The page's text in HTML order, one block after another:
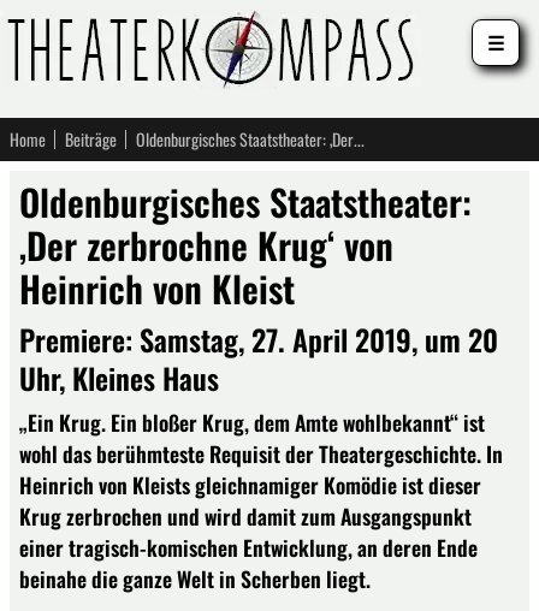
Home Beiträge Oldenburgisches Staatstheater: ‚Der zerbrochne Krug‘ von Heinrich von Kleist
Oldenburgisches Staatstheater:
‚Der zerbrochne Krug‘ von
Heinrich von Kleist
Premiere: Samstag, 27. April 2019, um 20
Uhr, Kleines Haus
„Ein Krug. Ein bloßer Krug, dem Amte wohlbekannt“ ist
wohl das berühmteste Requisit der Theatergeschichte. In
Heinrich von Kleists gleichnamiger Komödie ist dieser
Krug zerbrochen und wird damit zum Ausgangspunkt
einer tragisch-komischen Entwicklung, an deren Ende
beinahe die ganze Welt in Scherben liegt.
☰